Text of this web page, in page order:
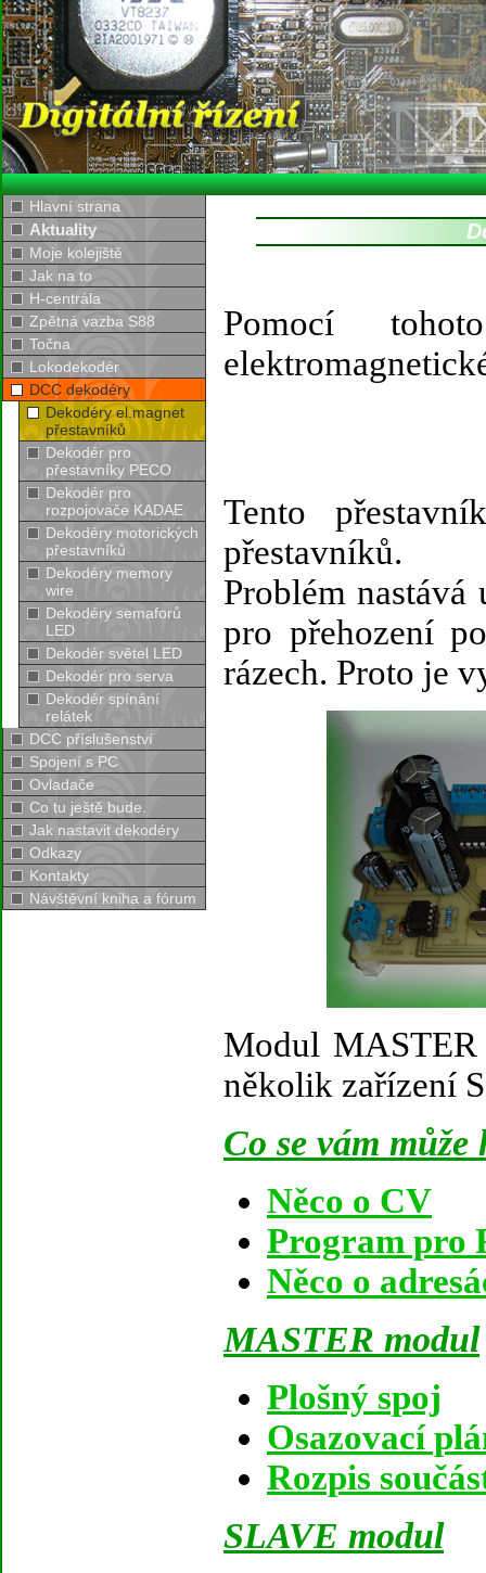
Pomocí
Tento
přestavníků.
Problém
pro přehození
rázech. Proto je
Modul
několik zařízení
Co se vám může
Něco o CV
Program pro
Něco o
MASTER modul
Plošný spoj
Osazovací
Rozpis
SLAVE modul
Hlavní strana
Aktuality
Moje kolejiště
Jak na to
H-centrála
Zpětná vazba S88
Točna
Lokodekodér
DCC dekodéry
Dekodéry el.magnet
přestavníků
Dekodér pro
přestavníky PECO
Dekodér pro
rozpojovače KADAE
Dekodéry motorických
přestavníků
Dekodéry memory
wire
Dekodéry semaforů
LED
Dekodér světel LED
Dekodér pro serva
Dekodér spínání
relátek
DCC příslušenství
Spojení s PC
Ovladače
Co tu ještě bude.
Jak nastavit dekodéry
Odkazy
Kontakty
Návštěvní kniha a fórum